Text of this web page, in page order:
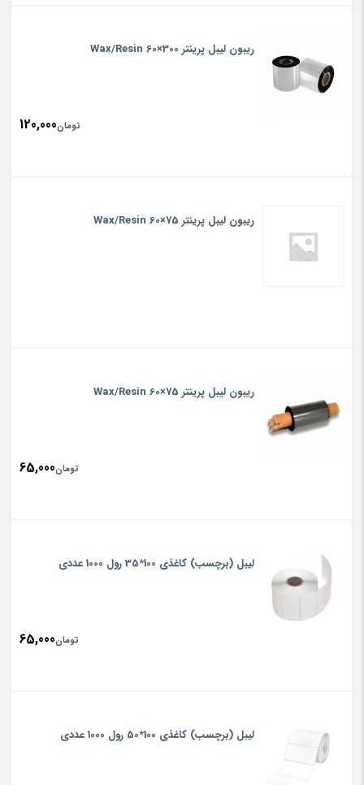
ریبون لیبل پرینتر Wax/Resin 60×300
تومان120,000
ریبون لیبل پرینتر Wax/Resin 60×75
ریبون لیبل پرینتر Wax/Resin 60×75
تومان65,000
لیبل (برچسب) کاغذی 100*35 رول 1000 عددی
تومان65,000
لیبل (برچسب) کاغذی 100*50 رول 1000 عددی